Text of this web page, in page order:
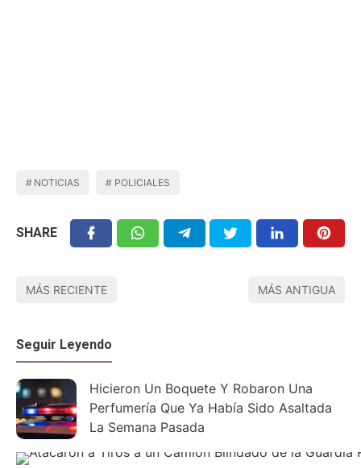
NOTICIAS POLICIALES
SHARE
MÁS RECIENTE MÁS ANTIGUA
Seguir Leyendo
Hicieron Un Boquete Y Robaron Una
Perfumería Que Ya Había Sido Asaltada
La Semana Pasada